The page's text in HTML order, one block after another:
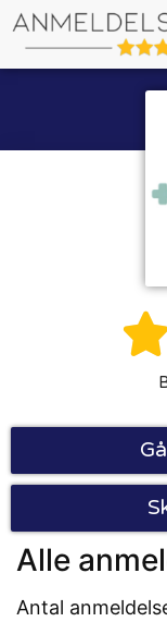

Alle
Antal